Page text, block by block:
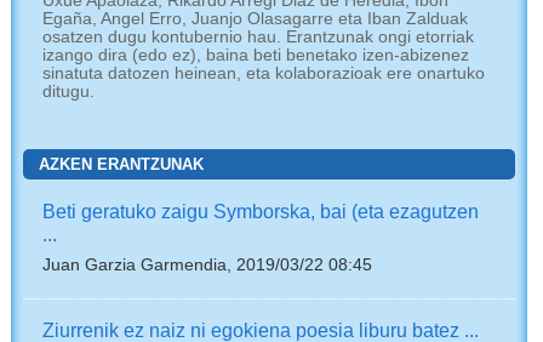
Egaña, Angel Erro, Juanjo Olasagarre eta Iban Zalduak
osatzen dugu kontubernio hau. Erantzunak ongi etorriak
izango dira (edo ez), baina beti benetako izen-abizenez
sinatuta datozen heinean, eta kolaborazioak ere onartuko
ditugu.
AZKEN ERANTZUNAK
Beti geratuko zaigu Symborska, bai (eta ezagutzen
Juan Garzia Garmendia, 2019/03/22 08:45
Ziurrenik ez naiz ni egokiena poesia liburu batez ...